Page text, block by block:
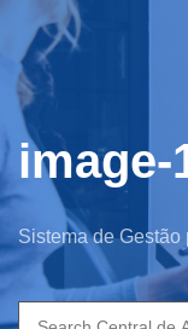
image-
Sistema de
Search